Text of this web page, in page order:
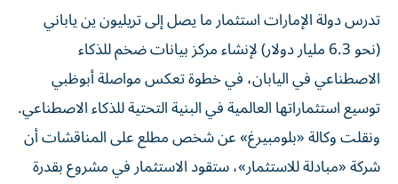
تدرس دولة الإمارات استثمار ما يصل إلى تريليون ين ياباني
(نحو 6.3 مليار دولار) لإنشاء مركز بيانات ضخم للذكاء
الاصطناعي في اليابان، في خطوة تعكس مواصلة أبوظبي
توسيع استثماراتها العالمية في البنية التحتية للذكاء الاصطناعي.
ونقلت وكالة «بلومبيرغ» عن شخص مطلع على المناقشات أن
شركة «مبادلة للاستثمار»، ستقود الاستثمار في مشروع بقدرة